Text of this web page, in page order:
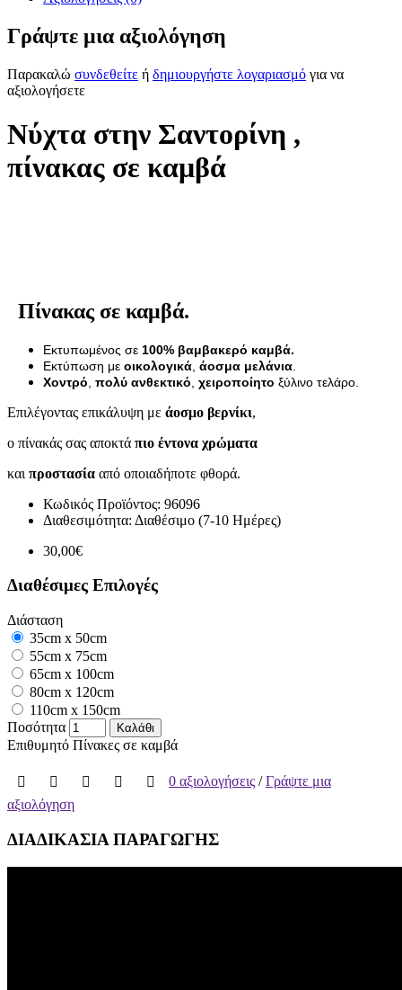
Γράψτε μια αξιολόγηση
Παρακαλώ συνδεθείτε ή δημιουργήστε λογαριασμό για να
αξιολογήσετε
Νύχτα στην Σαντορίνη ,
πίνακας σε καμβά
Πίνακας σε καμβά.
Εκτυπωμένος σε 100% βαμβακερό καμβά.
Εκτύπωση με οικολογικά άοσμα μελάνια
Χοντρό πολύ ανθεκτικό χειροποίητο ξύλινο τελάρο.
Επιλέγοντας επικάλυψη με άοσμο βερνίκι,
ο πίνακάς σας αποκτά πιο έντονα χρώματα
και προστασία από οποιαδήποτε φθορά.
Κωδικός Προϊόντος: 96096
Διαθεσιμότητα: Διαθέσιμο (7-10 Ημέρες)
30,00€
Διαθέσιμες Επιλογές
Διάσταση
35cm x 50cm
55cm x 75cm
65cm x 100cm
80cm x 120cm
110cm x 150cm
Ποσότητα
Καλάθι
Επιθυμητό Πίνακες σε καμβά
0 αξιολογήσεις /Γράψτε μια
αξιολόγηση
ΔΙΑΔΙΚΑΣΙΑ ΠΑΡΑΓΩΓΗΣ